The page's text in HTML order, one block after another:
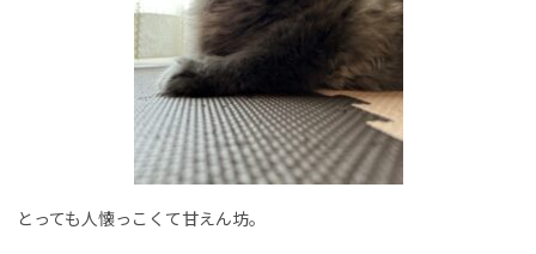
とっても人懐っこくて甘えん坊。